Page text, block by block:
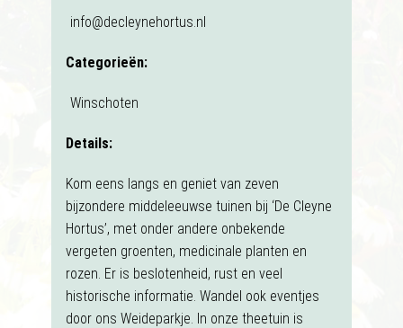
info@decleynehortus.nl
Categorieën:
Winschoten
Details:
Kom eens langs en geniet van zeven
bijzondere middeleeuwse tuinen bij ‘De Cleyne
Hortus’, met onder andere onbekende
vergeten groenten, medicinale planten en
rozen. Er is beslotenheid, rust en veel
historische informatie. Wandel ook eventjes
door ons Weideparkje. In onze theetuin is